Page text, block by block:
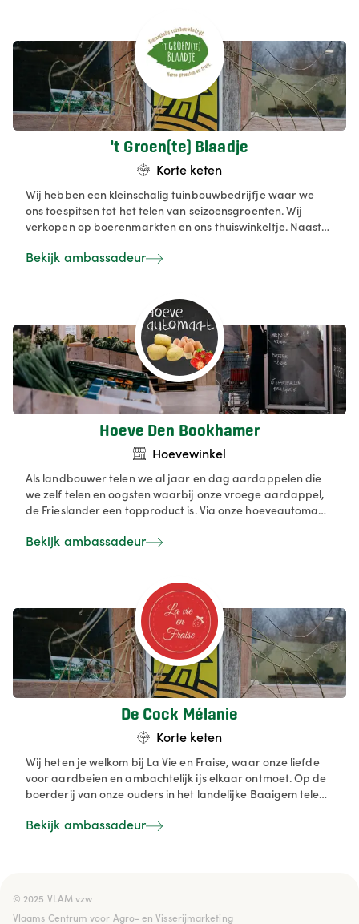
't Groen(te) Blaadje
Korte keten
Wij hebben een kleinschalig tuinbouwbedrijfje waar we
ons toespitsen tot het telen van seizoensgroenten. Wij
verkopen op boerenmarkten en ons thuiswinkeltje. Naast
ambachtelijke en korte keten producten.
Bekijk ambassadeur
Hoeve Den Bookhamer
Hoevewinkel
Als landbouwer telen we al jaar en dag aardappelen die
we zelf telen en oogsten waarbij onze vroege aardappel,
de Frieslander een topproduct is. Via onze hoeveautomaat
zoals aardappelen, ajuin. Aardbeien en zuivelproducten
Bekijk ambassadeur
De Cock Mélanie
Korte keten
Wij heten je welkom bij La Vie en Fraise, waar onze liefde
voor aardbeien en ambachtelijk ijs elkaar ontmoet. Op de
boerderij van onze ouders in het landelijke Baaigem telen
uitzonderlijke kwaliteit. Deze smaakvolle aardbeien
Bekijk ambassadeur
© 2025 VLAM vzw
Vlaams Centrum voor Agro- en Visserijmarketing